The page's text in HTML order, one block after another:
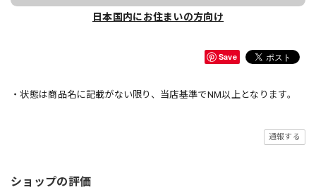
日本国内にお住まいの方向け
Save
・状態は商品名に記載がない限り、当店基準でNM以上となります。
通報する
ショップの評価